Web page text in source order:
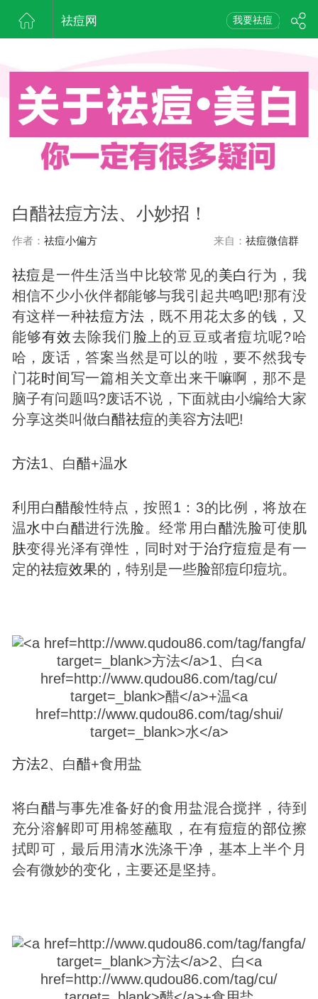
祛痘网 我要祛痘
白醋祛痘方法、小妙招！
作者： 祛痘小偏方 来自： 祛痘微信群
祛痘是一件生活当中比较常见的美白行为，我
相信不少小伙伴都能够与我引起共鸣吧!那有没
有这样一种祛痘方法 ，既不用花太多的钱，又
能够有效去除我们 脸 上的豆豆或者痘坑呢?哈
哈，废话，答案当然是可以的啦，要不然我专
门花时间写一篇相关文章出来干嘛啊，那不是
脑子有问题吗?废话不说，下面就由小编给大家
分享这类叫做白醋祛痘的美容方法吧!
方法1、白醋+温水
利用白醋酸性特点，按照1：3的比例，将放在
温水中白醋进行洗脸。经常用白醋洗脸可使肌
肤变得光泽有弹性，同时对于治疗痘痘是有一
定的祛痘效果的，特别是一些脸部痘印痘坑。
方法2、白醋+食用盐
将白醋与事先准备好的食用盐混合搅拌，待到
充分溶解即可用棉签蘸取，在有痘痘的部位擦
拭即可，最后用清水洗涤干净，基本上半个月
会有微妙的变化，主要还是坚持。